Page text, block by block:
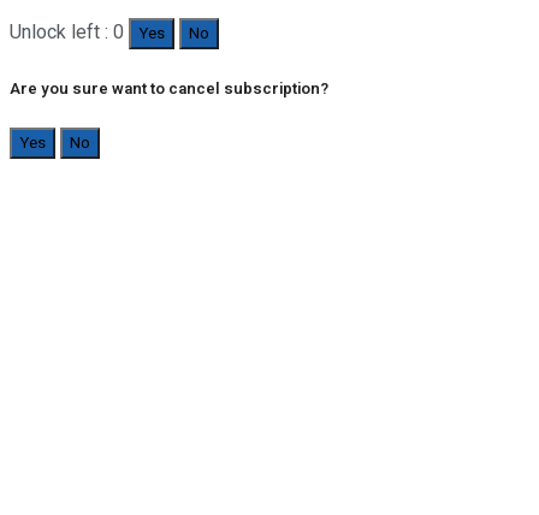
Unlock left : 0 Yes No
Are you sure want to cancel subscription?
Yes No